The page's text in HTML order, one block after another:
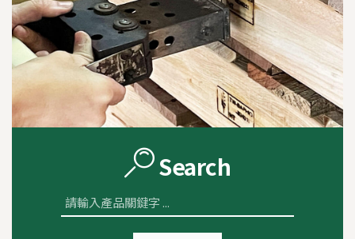
Search